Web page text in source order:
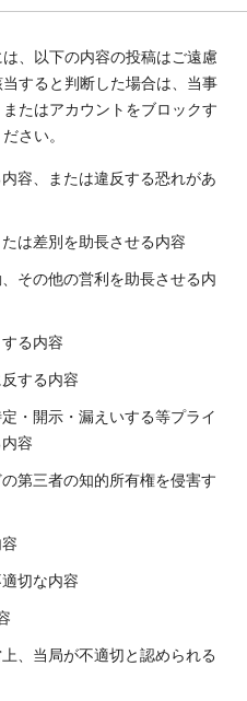
、以下の内容の投稿はご遠慮
すると判断した場合は、当事
たはアカウントをブロックす
さい。
容、または違反する恐れがあ
は差別を助長させる内容
その他の営利を助長させる内
る内容
する内容
・開示・漏えいする等プライ
容
第三者の知的所有権を侵害す
切な内容
、当局が不適切と認められる